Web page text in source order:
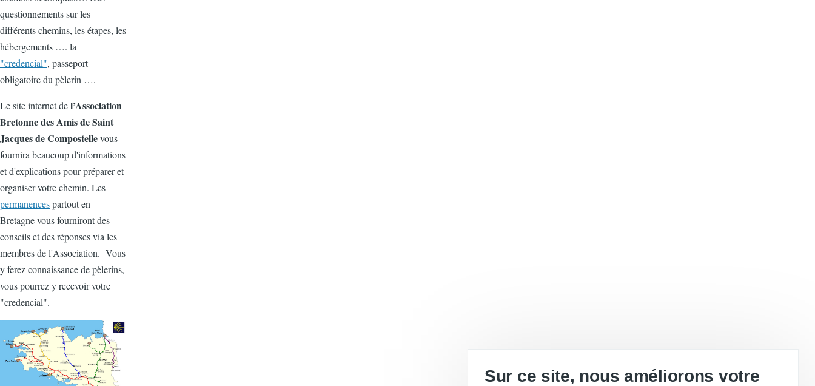
questionnements sur les
différents chemins, les étapes, les
hébergements …. la
"credencial", passeport
obligatoire du pèlerin ….
Le site internet del’Association
Bretonne des Amis de Saint
Jacques de Compostellevous
fournira beaucoup d'informations
et d'explications pour préparer et
organiser votre chemin. Les
permanencespartout en
Bretagne vous fourniront des
conseils et des réponses via les
membres de l'Association. Vous
y ferez connaissance de pèlerins,
vous pourrez y recevoir votre
"credencial".
Sur ce site, nous améliorons votre